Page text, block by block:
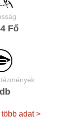
Fő
több adat >